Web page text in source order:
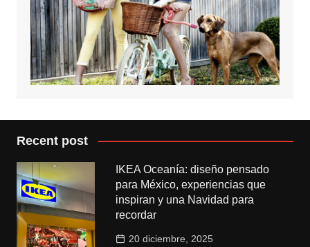
Recent post
IKEA Oceanía: diseño pensado
para México, experiencias que
inspiran y una Navidad para
recordar
20 diciembre, 2025